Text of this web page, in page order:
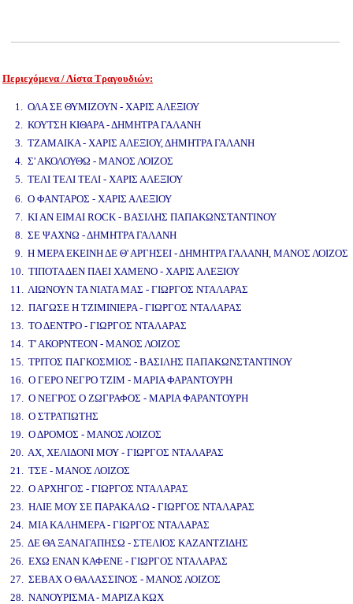
Περιεχόμενα / Λίστα Τραγουδιών:
1. ΟΛΑ ΣΕ ΘΥΜΙΖΟΥΝ - ΧΑΡΙΣ ΑΛΕΞΙΟΥ
2. ΚΟΥΤΣΗ ΚΙΘΑΡΑ - ΔΗΜΗΤΡΑ ΓΑΛΑΝΗ
3. ΤΖΑΜΑΙΚΑ - ΧΑΡΙΣ ΑΛΕΞΙΟΥ, ΔΗΜΗΤΡΑ ΓΑΛΑΝΗ
4. Σ' ΑΚΟΛΟΥΘΩ - ΜΑΝΟΣ ΛΟΙΖΟΣ
5. ΤΕΛΙ ΤΕΛΙ ΤΕΛΙ - ΧΑΡΙΣ ΑΛΕΞΙΟΥ
6. Ο ΦΑΝΤΑΡΟΣ - ΧΑΡΙΣ ΑΛΕΞΙΟΥ
7. ΚΙ ΑΝ ΕΙΜΑΙ ROCK - ΒΑΣΙΛΗΣ ΠΑΠΑΚΩΝΣΤΑΝΤΙΝΟΥ
8. ΣΕ ΨΑΧΝΩ - ΔΗΜΗΤΡΑ ΓΑΛΑΝΗ
9. Η ΜΕΡΑ ΕΚΕΙΝΗ ΔΕ Θ' ΑΡΓΗΣΕΙ - ΔΗΜΗΤΡΑ ΓΑΛΑΝΗ, ΜΑΝΟΣ ΛΟΙΖΟΣ
10. ΤΙΠΟΤΑ ΔΕΝ ΠΑΕΙ ΧΑΜΕΝΟ - ΧΑΡΙΣ ΑΛΕΞΙΟΥ
11. ΛΙΩΝΟΥΝ ΤΑ ΝΙΑΤΑ ΜΑΣ - ΓΙΩΡΓΟΣ ΝΤΑΛΑΡΑΣ
12. ΠΑΓΩΣΕ Η ΤΖΙΜΙΝΙΕΡΑ - ΓΙΩΡΓΟΣ ΝΤΑΛΑΡΑΣ
13. ΤΟ ΔΕΝΤΡΟ - ΓΙΩΡΓΟΣ ΝΤΑΛΑΡΑΣ
14. Τ' ΑΚΟΡΝΤΕΟΝ - ΜΑΝΟΣ ΛΟΙΖΟΣ
15. ΤΡΙΤΟΣ ΠΑΓΚΟΣΜΙΟΣ - ΒΑΣΙΛΗΣ ΠΑΠΑΚΩΝΣΤΑΝΤΙΝΟΥ
16. Ο ΓΕΡΟ ΝΕΓΡΟ ΤΖΙΜ - ΜΑΡΙΑ ΦΑΡΑΝΤΟΥΡΗ
17. Ο ΝΕΓΡΟΣ Ο ΖΩΓΡΑΦΟΣ - ΜΑΡΙΑ ΦΑΡΑΝΤΟΥΡΗ
18. Ο ΣΤΡΑΤΙΩΤΗΣ
19. Ο ΔΡΟΜΟΣ - ΜΑΝΟΣ ΛΟΙΖΟΣ
20. ΑΧ, ΧΕΛΙΔΟΝΙ ΜΟΥ - ΓΙΩΡΓΟΣ ΝΤΑΛΑΡΑΣ
21. ΤΣΕ - ΜΑΝΟΣ ΛΟΙΖΟΣ
22. Ο ΑΡΧΗΓΟΣ - ΓΙΩΡΓΟΣ ΝΤΑΛΑΡΑΣ
23. ΗΛΙΕ ΜΟΥ ΣΕ ΠΑΡΑΚΑΛΩ - ΓΙΩΡΓΟΣ ΝΤΑΛΑΡΑΣ
24. ΜΙΑ ΚΑΛΗΜΕΡΑ - ΓΙΩΡΓΟΣ ΝΤΑΛΑΡΑΣ
25. ΔΕ ΘΑ ΞΑΝΑΓΑΠΗΣΩ - ΣΤΕΛΙΟΣ ΚΑΖΑΝΤΖΙΔΗΣ
26. ΕΧΩ ΕΝΑΝ ΚΑΦΕΝΕ - ΓΙΩΡΓΟΣ ΝΤΑΛΑΡΑΣ
27. ΣΕΒΑΧ Ο ΘΑΛΑΣΣΙΝΟΣ - ΜΑΝΟΣ ΛΟΙΖΟΣ
28. ΝΑΝΟΥΡΙΣΜΑ - ΜΑΡΙΖΑ ΚΩΧ